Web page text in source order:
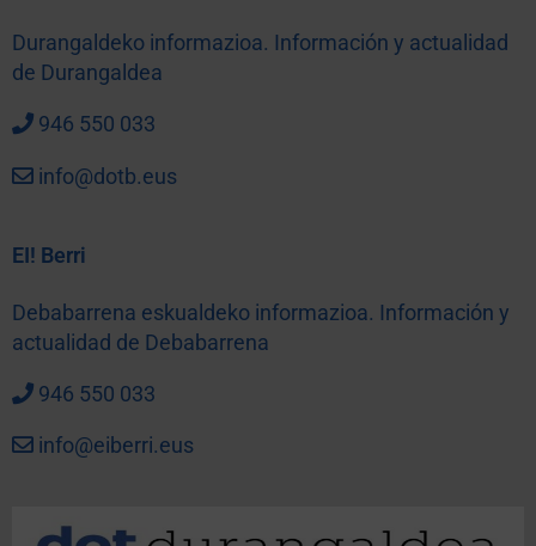
Durangaldeko informazioa. Información y actualidad
de Durangaldea
946 550 033
info@dotb.eus
EI! Berri
Debabarrena eskualdeko informazioa. Información y
actualidad de Debabarrena
946 550 033
info@eiberri.eus